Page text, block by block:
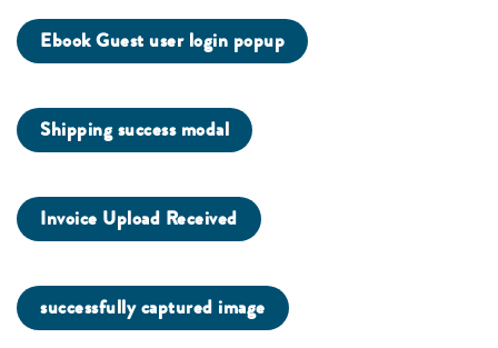
Ebook Guest user login popup
Shipping success modal
Invoice Upload Received
successfully captured image